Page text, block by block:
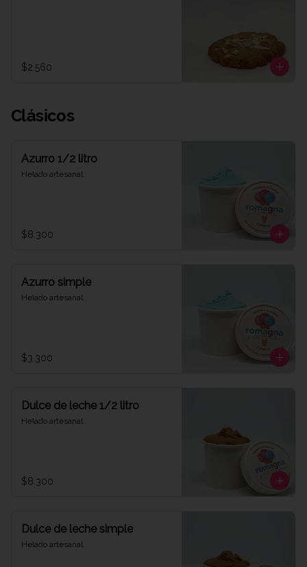
$2.560
Clásicos
Azurro 1/2 litro
Helado artesanal
$8.300
Azurro simple
Helado artesanal
$3.300
Dulce de leche 1/2 litro
Helado artesanal
$8.300
Dulce de leche simple
Helado artesanal